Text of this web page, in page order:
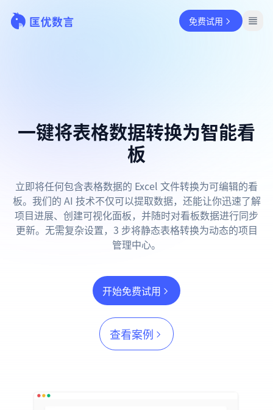
免费试用
一键将表格数据转换为智能看
板
立即将任何包含表格数据的 Excel 文件转换为可编辑的看
板。我们的 AI 技术不仅可以提取数据，还能让你迅速了解
项目进展、创建可视化面板，并随时对看板数据进行同步
更新。无需复杂设置，3 步将静态表格转换为动态的项目
管理中心。
开始免费试用
查看案例